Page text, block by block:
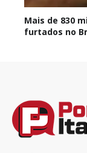
Mais de 830
furtados no